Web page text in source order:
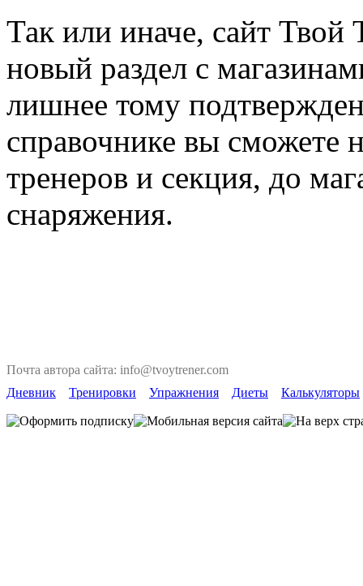
Так или иначе, сайт Твой
новый раздел с
лишнее тому
справочнике вы сможете
тренеров и секция, до
снаряжения.
Почта автора сайта: info@tvoytrener.com
Дневник
Тренировки Упражнения Диеты Калькуляторы